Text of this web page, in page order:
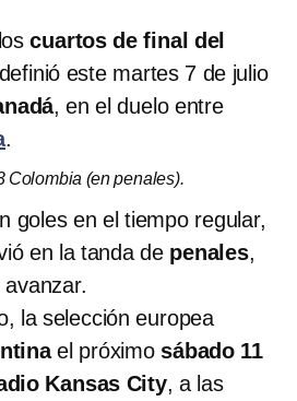
cuartos de final del
este martes 7 de julio
, en el duelo entre
.
Colombia (en penales).
goles en el tiempo regular,
en la tanda de penales,
la selección europea
el próximo sábado 11
Kansas City, a las